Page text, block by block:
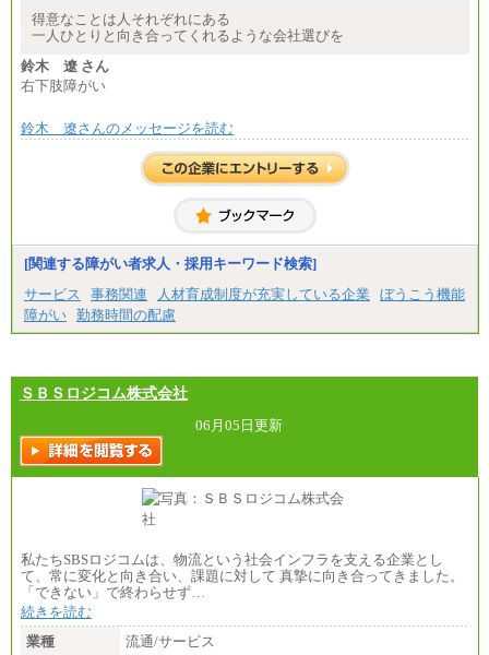
して算定した調整手当を加算した額
※試用期間中も給与に変更はございません
得意なことは人それぞれにある
一人ひとりと向き合ってくれるような会社選びを
鈴木 遼 さん
右下肢障がい
鈴木 遼さんのメッセージを読む
[関連する障がい者求人・採用キーワード検索]
サービス
事務関連 人材育成制度が充実している企業
ぼうこう機能
障がい 勤務時間の配慮
ＳＢＳロジコム株式会社
06月05日更新
私たちSBSロジコムは、物流という社会インフラを支える企業とし
て、常に変化と向き合い、課題に対して 真摯に向き合ってきました。
「できない」で終わらせず…
続きを読む
業種
流通/サービス